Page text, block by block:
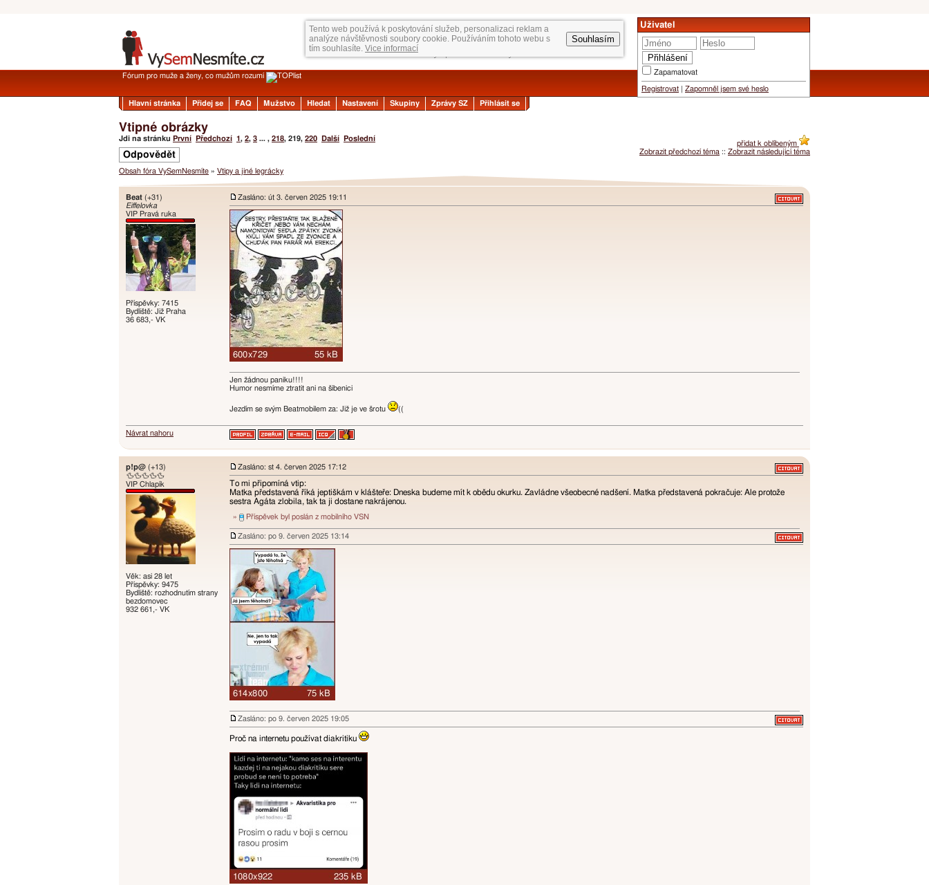
Tento web používá k poskytování služeb, personalizaci reklam a
analýze návštěvnosti soubory cookie. Používáním tohoto webu s
tím souhlasíte. Vice informací
Souhlasím
Uživatel
Zapamatovat
Registrovat Zapomněl jsem své heslo
Fórum pro muže a ženy, co mužům rozumí
Hlavní stránka Přidej se FAQ Mužstvo Hledat Nastavení Skupiny Zprávy SZ Přihlásit se
Vtipné obrázky
přidat k oblíbeným
Zobrazit předchozí téma :: Zobrazit následující téma
Jdi na stránku První Předchozí 1, 2, 3 ... , 218, 219, 220 Další Poslední
Odpovědět
Obsah fóra VySemNesmíte » Vtipy a jiné legrácky
Beat (+31)
Eiffelovka
VIP Pravá ruka
Příspěvky: 7415
Bydliště: Již Praha
36 683,- VK
Zasláno: út 3. červen 2025 19:11
Jen žádnou paniku!!!!
Humor nesmíme ztratit ani na šibenici
Jezdím se svým Beatmobilem za: Již je ve šrotu ((
Návrat nahoru
p!p@ (+13)
🦆🦆🦆🦆🦆
VIP Chlapík
Věk: asi 28 let
Příspěvky: 9475
Bydliště: rozhodnutím strany
bezdomovec
932 661,- VK
Zasláno: st 4. červen 2025 17:12
To mi připomíná vtip:
Matka představená říká jeptiškám v klášteře: Dneska budeme mít k obědu okurku. Zavládne všeobecné nadšení. Matka představená pokračuje: Ale protože
sestra Agáta zlobila, tak ta ji dostane nakrájenou.
» Příspěvek byl poslán z mobilního VSN
Zasláno: po 9. červen 2025 13:14
Zasláno: po 9. červen 2025 19:05
Proč na internetu používat diakritiku